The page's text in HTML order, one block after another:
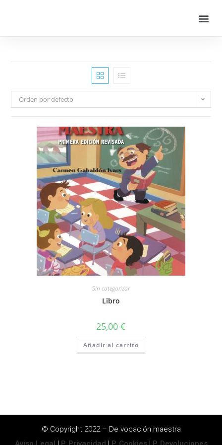
Orden por defecto
Sin categorizar
Libro
25,00 €
Añadir al carrito
© Copyright 2022 – De vocación maestra